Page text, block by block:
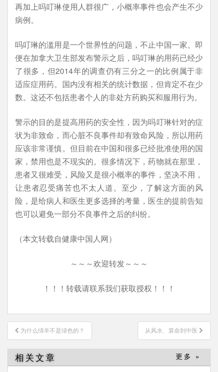
再加上吗叮琳使用人群很广，小概率事件也会产生不少
病例。
吗叮琳的滥用是一个世界性的问题，不止中国一家。即
便在加拿大卫生部发布警示之后，吗叮琳的用药已经少
了很多，但2014年的调查仍有三分之一的比例属于非
适应症用药。国内没有相关的统计数据，但肯定不在少
数。这还不包括患者个人的非处方药购买和服用行为。
警示的目的是提高用药的安全性，因为吗叮琳针对的症
状为非致命，而心脏不良事件却有致命风险，所以用药
应该非常谨慎。但目前在中国和很多已经批准使用的国
家，禁用也是不现实的。很多情况下，药物就在那里，
患者又很难受，风险又是很小概率的事件，坚决不用，
让患者忍受痛苦也不太人道。至少，了解这方面的风
险，是给病人和医生更多选择的考量，医生的提前告知
也可以避免一部分不良事件之后的纠纷。
（本文转载自健康中国人网）
～～～欢迎转发～～～
！！！转载请联系我们获取授权！！！
文
章
导
航
为什么绵羊不是绿色的？ 从风水、算命到中医
相关文章 更多 »